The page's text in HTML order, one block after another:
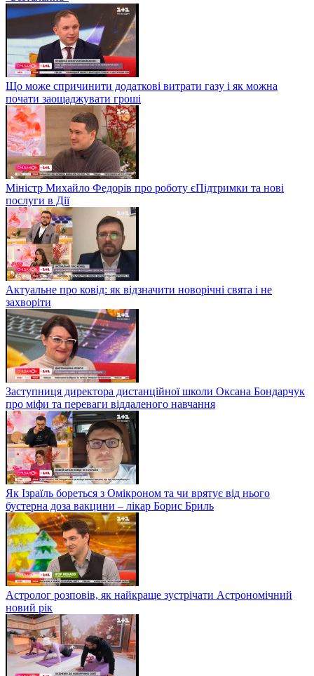
Що може спричинити додаткові витрати газу і як можна
почати заощаджувати гроші
Міністр Михайло Федорів про роботу єПідтримки та нові
послуги в Дії
Актуальне про ковід: як відзначити новорічні свята і не
захворіти
Заступниця директора дистанційної школи Оксана Бондарчук
про міфи та переваги віддаленого навчання
Як Ізраїль бореться з Омікроном та чи врятує від нього
бустерна доза вакцини – лікар Борис Бриль
Астролог розповів, як найкраще зустрічати Астрономічний
новий рік